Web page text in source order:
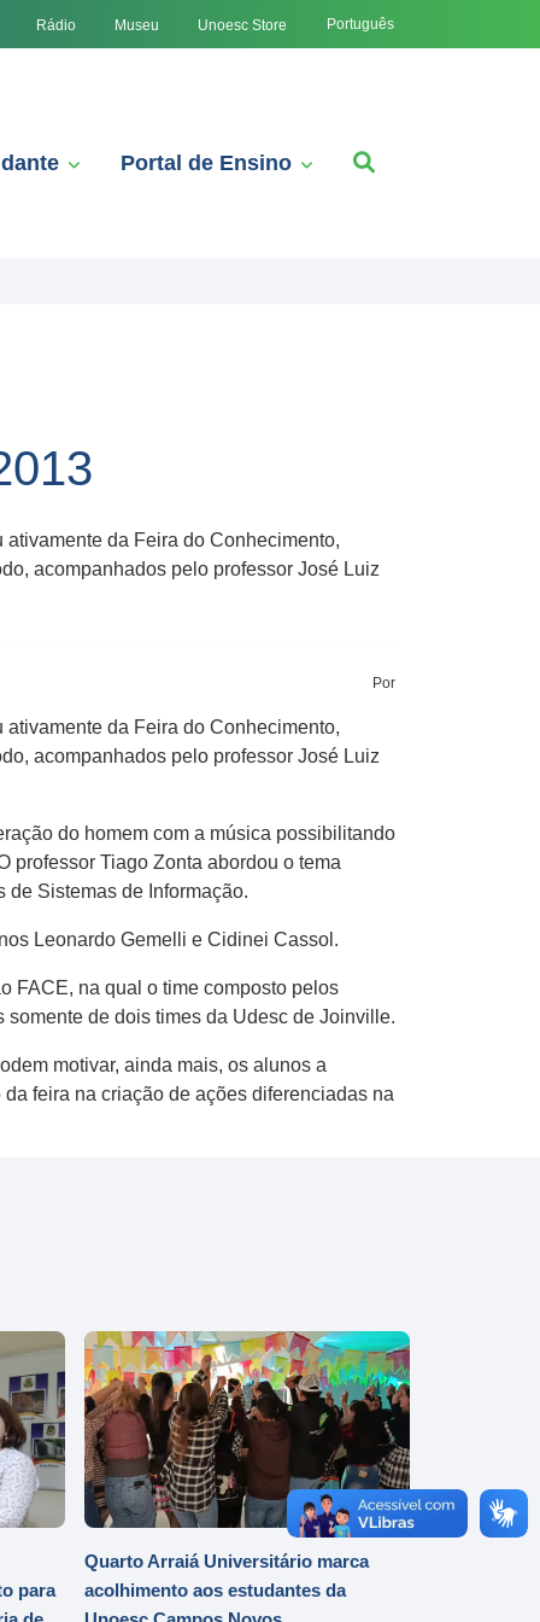
Rádio Museu Unoesc Store Português
Portal de Ensino
da Feira do Conhecimento,
acompanhados pelo professor José Luiz
Por
da Feira do Conhecimento,
acompanhados pelo professor José Luiz
do homem com a música possibilitando
professor Tiago Zonta abordou o tema
Sistemas de Informação.
Leonardo Gemelli e Cidinei Cassol.
FACE, na qual o time composto pelos
de dois times da Udesc de Joinville.
motivar, ainda mais, os alunos a
feira na criação de ações diferenciadas na
para
Quarto Arraiá Universitário marca
acolhimento aos estudantes da